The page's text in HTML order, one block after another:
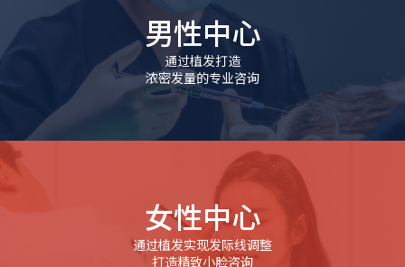
男性中心
通过植发打造
浓密发量的专业咨询
女性中心
通过植发实现发际线调整
打造精致小脸咨询